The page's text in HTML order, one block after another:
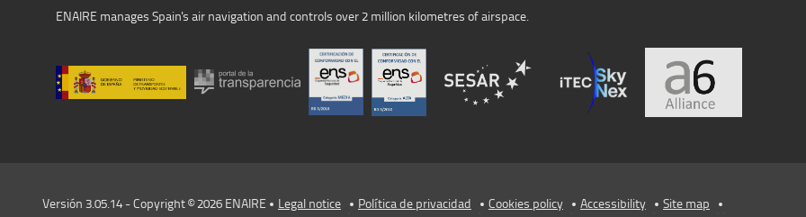
ENAIRE manages Spain's air navigation and controls over 2 million kilometres of airspace.
Versión 3.05.14 - Copyright © 2026 ENAIRE Legal notice Política de privacidad Cookies policy Accessibility Site map